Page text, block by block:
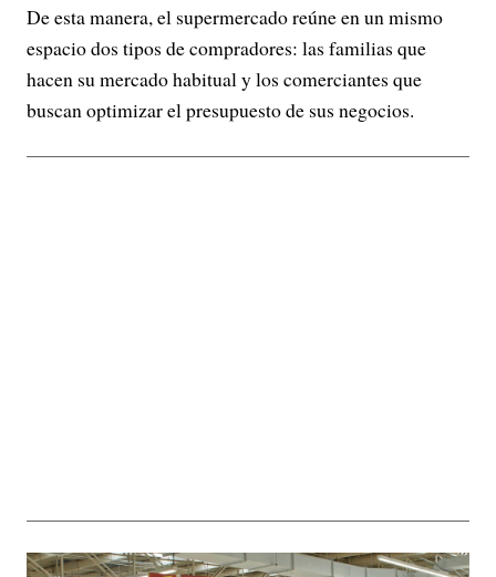
De esta manera, el supermercado reúne en un mismo
espacio dos tipos de compradores: las familias que
hacen su mercado habitual y los comerciantes que
buscan optimizar el presupuesto de sus negocios.